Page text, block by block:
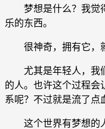
梦想是什么？我觉得
乐的东西。
很神奇，拥有它，就
尤其是年轻人，我们
的人。也许这个过程会
系呢？不过就是流了点
这个世界有梦想的人